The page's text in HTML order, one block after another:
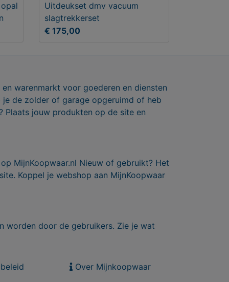
Uitdeukset dmv vacuum
slagtrekkerset
€ 175,00
warenmarkt voor goederen en diensten
je de zolder of garage opgeruimd of heb
Plaats jouw produkten op de site en
MijnKoopwaar.nl Nieuw of gebruikt? Het
Koppel je webshop aan MijnKoopwaar
worden door de gebruikers. Zie je wat
Over Mijnkoopwaar